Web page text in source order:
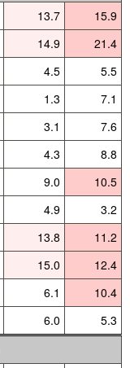
13.7
15.9
14.9
21.4
4.5
5.5
1.3
7.1
3.1
7.6
4.3
8.8
9.0
10.5
4.9
3.2
13.8
11.2
15.0 12.4
6.1
10.4
6.0
5.3